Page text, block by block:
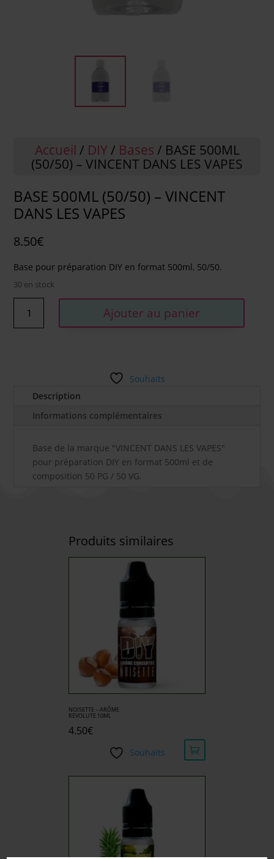
Accueil / DIY / Bases / BASE 500ML
(50/50) – VINCENT DANS LES VAPES
BASE 500ML (50/50) – VINCENT
DANS LES VAPES
8.50€
Base pour préparation DIY en format 500ml, 50/50.
30 en stock
BASE
DANS
Ajouter au panier
Souhaits
Description
Informations complémentaires
Base de la marque "VINCENT DANS LES VAPES"
pour préparation DIY en format 500ml et de
composition 50 PG / 50 VG.
Produits similaires
NOISETTE – ARÔME
REVOLUTE 10ML
4.50€
Souhaits